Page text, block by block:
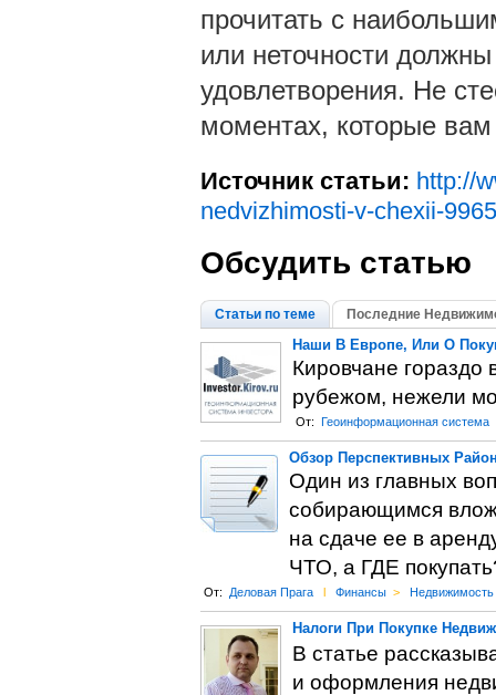
прочитать с
или неточности
удовлетворения. Не
моментах, которые
Источник статьи: http://
nedvizhimosti-v-chexii-
Обсудить статью
Статьи по теме Последние
Наши В Европе, Или О
Кировчане гораздо
рубежом, нежели
От: Геоинформационная система
Обзор Перспективных
Один из главных
собирающимся
на сдаче ее в
ЧТО, а ГДЕ
От: Деловая Прага l Финансы > Недвижимость
Налоги При Покупке
В статье
и оформления